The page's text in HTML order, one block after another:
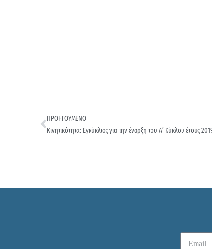
ΠΡΟΗΓΟΥΜΕΝΟ
Κινητικότητα: Εγκύκλιος για την έναρξη του Α’ Κύκλου έτους